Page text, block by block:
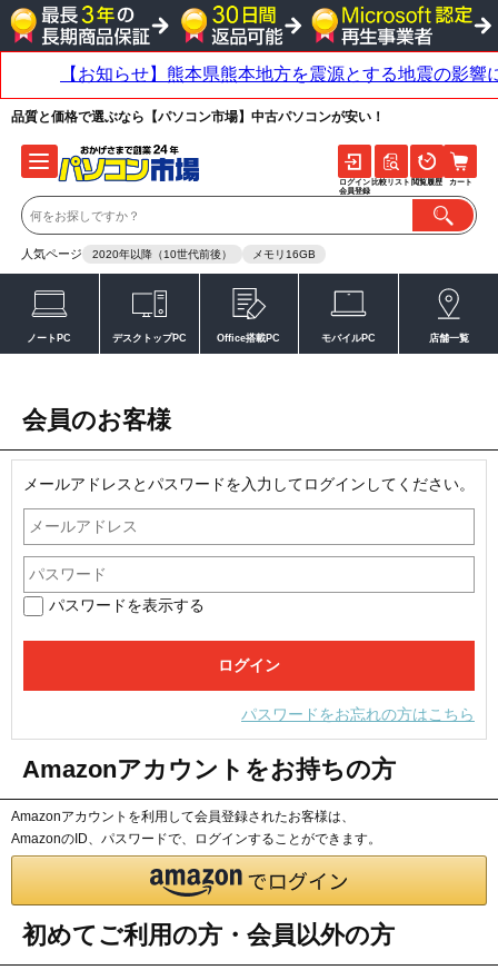
品質と価格で選ぶなら【パソコン市場】中古パソコンが安い！
人気ページ 2020年以降（10世代前後） メモリ16GB
ログイン
会員登録
比較リスト 閲覧履歴 カート
ノートPC デスクトップPC Office搭載PC モバイルPC 店舗一覧
会員のお客様
メールアドレスとパスワードを入力してログインしてください。
パスワードを表示する
パスワードをお忘れの方はこちら
Amazonアカウントをお持ちの方
Amazonアカウントを利用して会員登録されたお客様は、
AmazonのID、パスワードで、ログインすることができます。
初めてご利用の方・会員以外の方